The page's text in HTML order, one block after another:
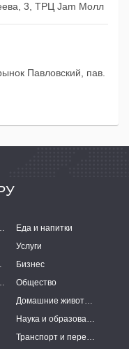
3, ТРЦ Jam Молл
Павловский, пав.
и ремонт
Еда и напитки
Услуги
Бизнес
Общество
Домашние животные
Наука и образование
Транспорт и перевозки